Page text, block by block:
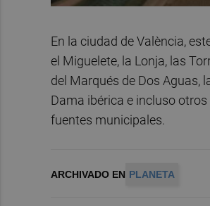
En la ciudad de València,
el Miguelete, la Lonja, las
del Marqués de Dos Aguas,
Dama ibérica e incluso
fuentes municipales.
ARCHIVADO EN PLANETA